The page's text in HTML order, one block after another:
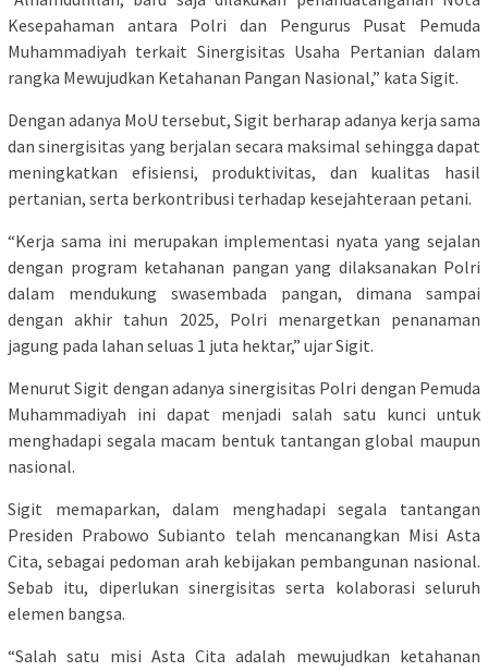
Kesepahaman antara Polri dan Pengurus Pusat Pemuda
Muhammadiyah terkait Sinergisitas Usaha Pertanian dalam
rangka Mewujudkan Ketahanan Pangan Nasional,” kata Sigit.
Dengan adanya MoU tersebut, Sigit berharap adanya kerja sama
dan sinergisitas yang berjalan secara maksimal sehingga dapat
meningkatkan efisiensi, produktivitas, dan kualitas hasil
pertanian, serta berkontribusi terhadap kesejahteraan petani.
“Kerja sama ini merupakan implementasi nyata yang sejalan
dengan program ketahanan pangan yang dilaksanakan Polri
dalam mendukung swasembada pangan, dimana sampai
dengan akhir tahun 2025, Polri menargetkan penanaman
jagung pada lahan seluas 1 juta hektar,” ujar Sigit.
Menurut Sigit dengan adanya sinergisitas Polri dengan Pemuda
Muhammadiyah ini dapat menjadi salah satu kunci untuk
menghadapi segala macam bentuk tantangan global maupun
nasional.
Sigit memaparkan, dalam menghadapi segala tantangan
Presiden Prabowo Subianto telah mencanangkan Misi Asta
Cita, sebagai pedoman arah kebijakan pembangunan nasional.
Sebab itu, diperlukan sinergisitas serta kolaborasi seluruh
elemen bangsa.
“Salah satu misi Asta Cita adalah mewujudkan ketahanan